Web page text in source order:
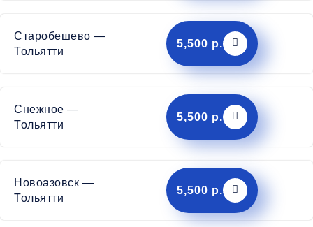
Старобешево —
Тольятти
5,500 р.
Снежное —
Тольятти
5,500 р.
Новоазовск —
Тольятти
5,500 р.